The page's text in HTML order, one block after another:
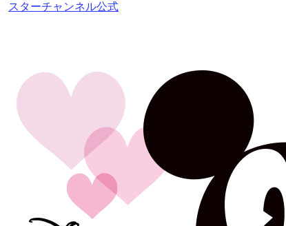
スターチャンネル公式